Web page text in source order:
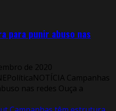
para punir abuso nas
de 2020
Campanhas
nas redes Ouça a